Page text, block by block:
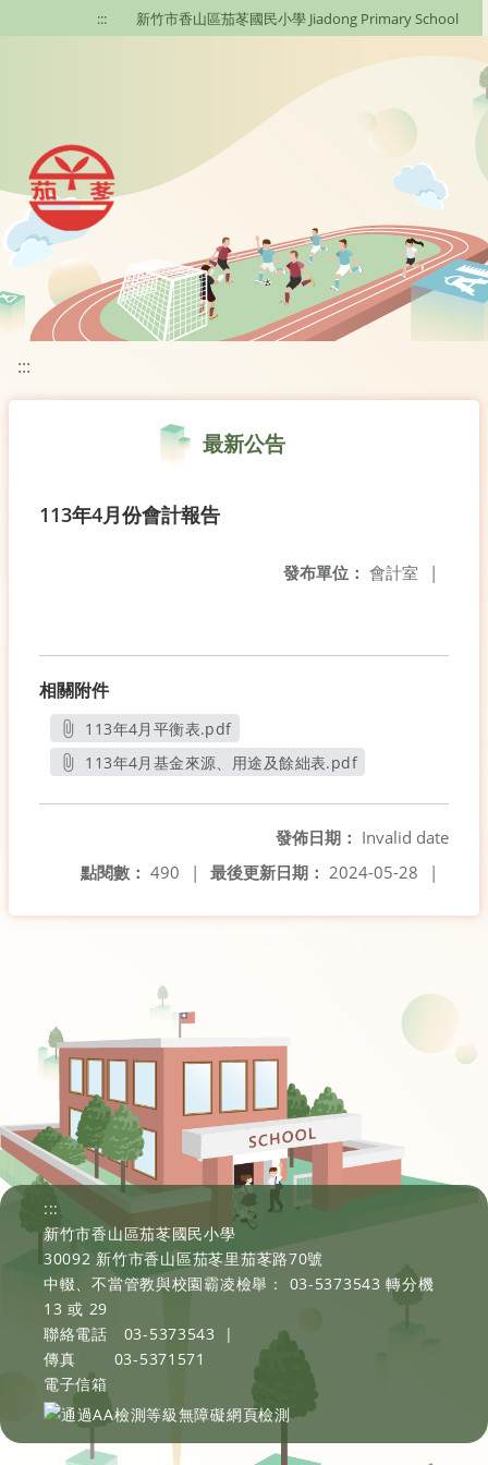
移至網頁之主要內容區位置
::: 新竹市香山區茄苳國民小學 Jiadong Primary School
:::
最新公告
113年4月份會計報告
發布單位： 會計室 |
相關附件
113年4月平衡表.pdf
另開新視窗
113年4月基金來源、用途及餘絀表.pdf
發佈日期： Invalid date
最後更新日期： 2024-05-28 |
點閱數： 490 |
:::
新竹市香山區茄苳國民小學
30092 新竹市香山區茄苳里茄苳路70號
中輟、不當管教與校園霸凌檢舉： 03-5373543 轉分機
13 或 29
聯絡電話
03-5373543
|
傳真
03-5371571
電子信箱